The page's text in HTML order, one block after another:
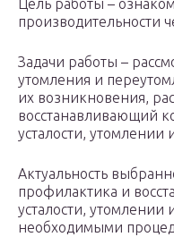
Цель работы –
производительности
Задачи работы –
утомления и
их возникновения,
восстанавливающий
усталости, утомлении
Актуальность
профилактика и
усталости, утомлении
необходимыми